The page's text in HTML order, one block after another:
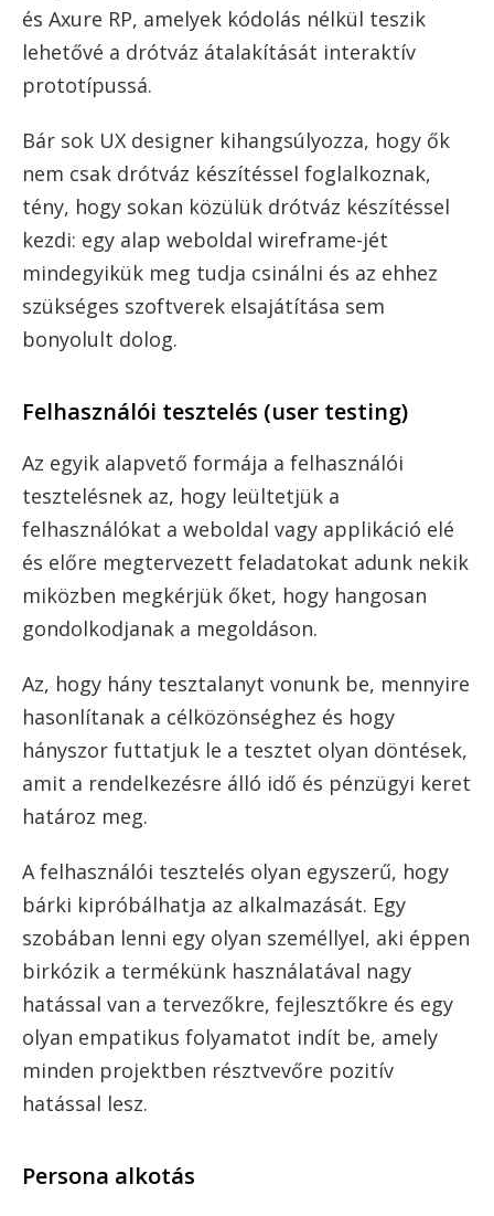
és Axure RP, amelyek kódolás nélkül teszik
lehetővé a drótváz átalakítását interaktív
prototípussá.
Bár sok UX designer kihangsúlyozza, hogy ők
nem csak drótváz készítéssel foglalkoznak,
tény, hogy sokan közülük drótváz készítéssel
kezdi: egy alap weboldal wireframe-jét
mindegyikük meg tudja csinálni és az ehhez
szükséges szoftverek elsajátítása sem
bonyolult dolog.
Felhasználói tesztelés (user testing)
Az egyik alapvető formája a felhasználói
tesztelésnek az, hogy leültetjük a
felhasználókat a weboldal vagy applikáció elé
és előre megtervezett feladatokat adunk nekik
miközben megkérjük őket, hogy hangosan
gondolkodjanak a megoldáson.
Az, hogy hány tesztalanyt vonunk be, mennyire
hasonlítanak a célközönséghez és hogy
hányszor futtatjuk le a tesztet olyan döntések,
amit a rendelkezésre álló idő és pénzügyi keret
határoz meg.
A felhasználói tesztelés olyan egyszerű, hogy
bárki kipróbálhatja az alkalmazását. Egy
szobában lenni egy olyan személlyel, aki éppen
birkózik a termékünk használatával nagy
hatással van a tervezőkre, fejlesztőkre és egy
olyan empatikus folyamatot indít be, amely
minden projektben résztvevőre pozitív
hatással lesz.
Persona alkotás